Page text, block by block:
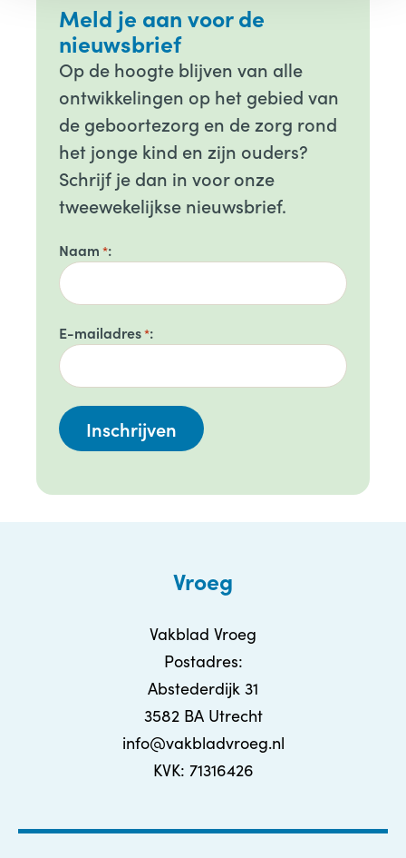
Meld je aan voor de
nieuwsbrief
Op de hoogte blijven van alle
ontwikkelingen op het gebied van
de geboortezorg en de zorg rond
het jonge kind en zijn ouders?
Schrijf je dan in voor onze
tweewekelijkse nieuwsbrief.
Naam *
E-mailadres*
Vroeg
Vakblad Vroeg
Postadres:
Abstederdijk 31
3582 BA Utrecht
info@vakbladvroeg.nl
KVK: 71316426